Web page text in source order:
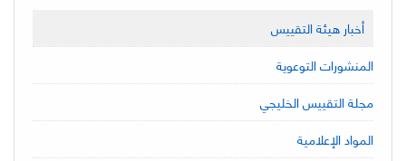
أخبار هيئة التقييس
المنشورات التوعوية
مجلة التقييس الخليجي
المواد الإعلامية